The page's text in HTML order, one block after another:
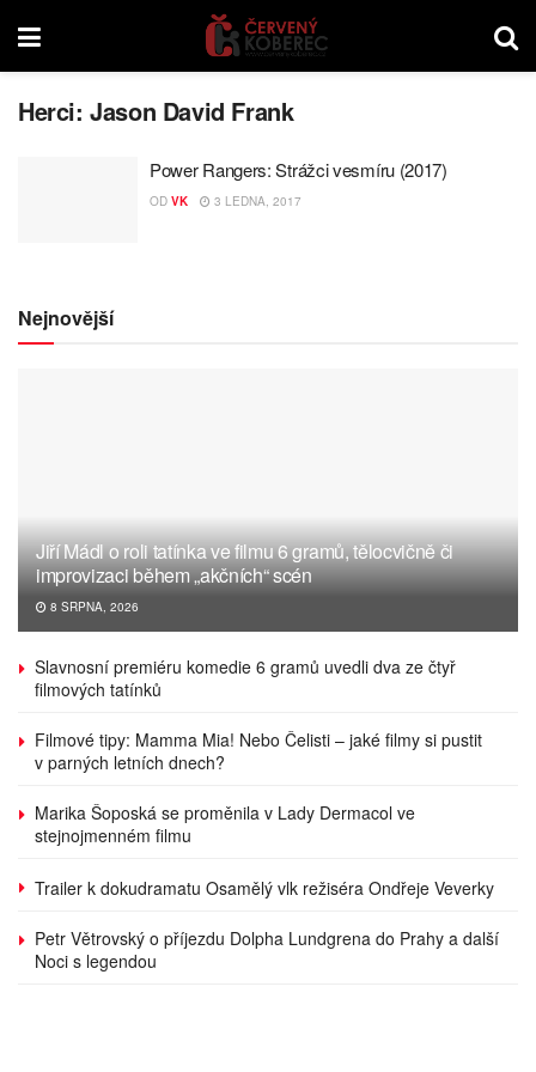
Herci:Jason David Frank
Power Rangers: Strážci vesmíru (2017)
OD VK 3 LEDNA, 2017
Nejnovější
Jiří Mádl o roli tatínka ve filmu 6 gramů, tělocvičně či
improvizaci během „akčních“ scén
8 SRPNA, 2026
Slavnosní premiéru komedie 6 gramů uvedli dva ze čtyř
filmových tatínků
Filmové tipy: Mamma Mia! Nebo Čelisti – jaké filmy si pustit
v parných letních dnech?
Marika Šoposká se proměnila v Lady Dermacol ve
stejnojmenném filmu
Trailer k dokudramatu Osamělý vlk režiséra Ondřeje Veverky
Petr Větrovský o příjezdu Dolpha Lundgrena do Prahy a další
Noci s legendou